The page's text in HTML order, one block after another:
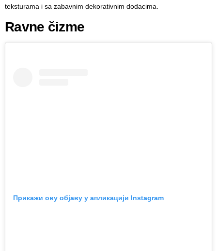
teksturama i sa zabavnim dekorativnim dodacima.
Ravne čizme
Прикажи ову објаву у апликацији Instagram